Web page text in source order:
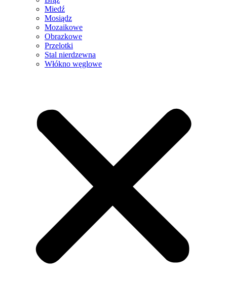
Miedź
Mosiądz
Mozaikowe
Obrazkowe
Przelotki
Stal nierdzewna
Włókno węglowe